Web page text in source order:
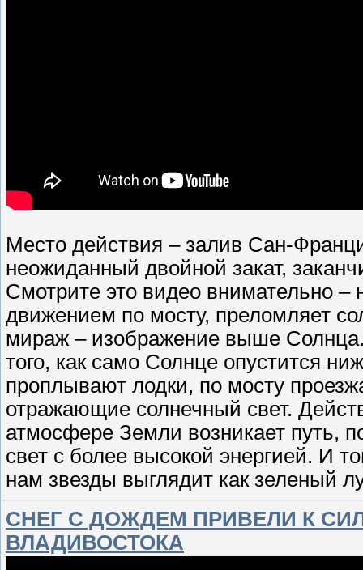
Место действия – залив Сан-
неожиданный двойной закат,
Смотрите это видео внимательно –
движением по мосту, преломляет
мираж – изображение выше Солнца.
того, как само Солнце опустится
проплывают лодки, по мосту
отражающие солнечный свет.
атмосфере Земли возникает путь,
свет с более высокой энергией. И
нам звезды выглядит как зеленый
СНЕГ С ДОЖДЕМ ПРИВЕЛИ К
ВЛАДИВОСТОКА